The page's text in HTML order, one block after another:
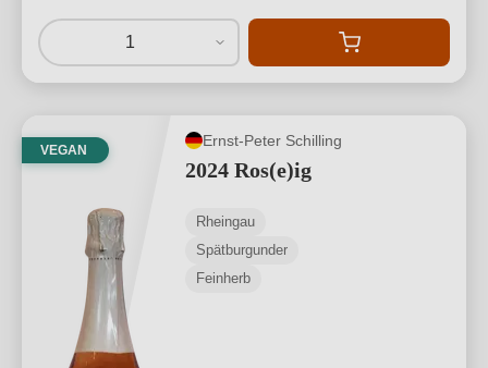
1
VEGAN
Ernst-Peter Schilling
2024 Ros(e)ig
Rheingau
Spätburgunder
Feinherb